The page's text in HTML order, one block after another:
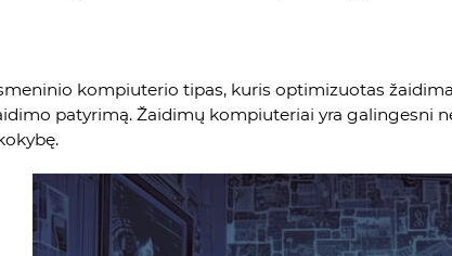
kompiuterio tipas, kuris optimizuotas
patyrimą. Žaidimų kompiuteriai yra galingesni